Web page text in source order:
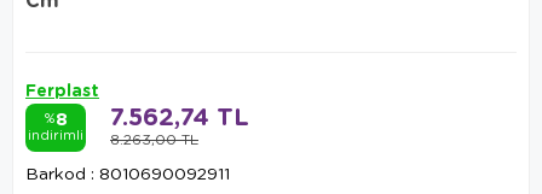
Ferplast
%8
indirimli 8.263,00 TL
7.562,74 TL
Barkod : 8010690092911